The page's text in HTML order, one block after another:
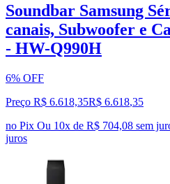
Soundbar Samsung
canais, Subwoofer e
- HW-Q990H
6% OFF
Preço R$ 6.618,35R$ 6.618,35
no Pix Ou 10x de R$ 704,08 sem
juros